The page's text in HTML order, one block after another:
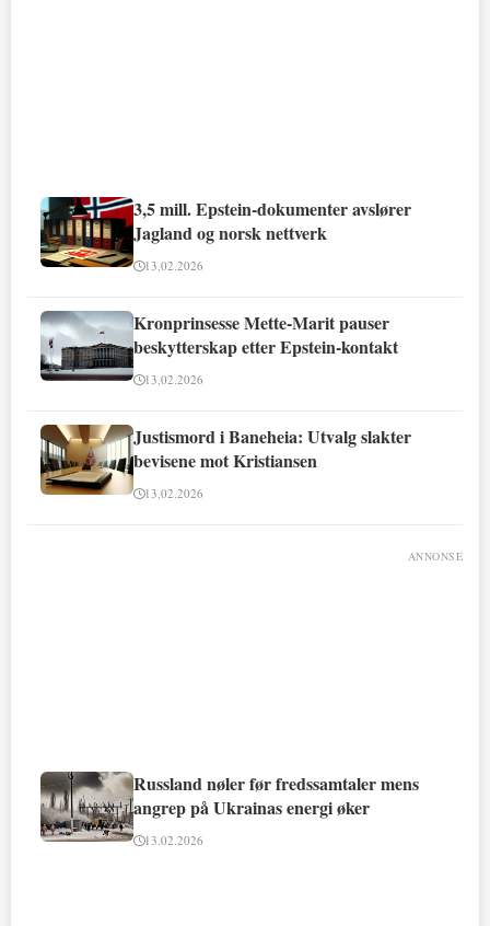
3,5 mill. Epstein-dokumenter avslører
Jagland og norsk nettverk
13.02.2026
Kronprinsesse Mette-Marit pauser
beskytterskap etter Epstein-kontakt
13.02.2026
Justismord i Baneheia: Utvalg slakter
bevisene mot Kristiansen
13.02.2026
ANNONSE
Russland nøler før fredssamtaler mens
angrep på Ukrainas energi øker
13.02.2026